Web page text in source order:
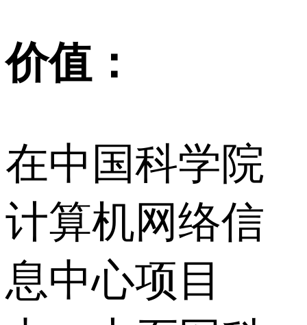
价值：
在中国科学院
计算机网络信
息中心项目